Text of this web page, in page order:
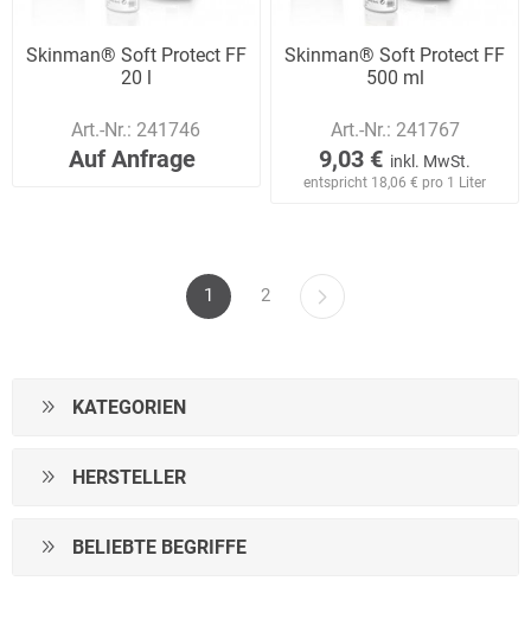
Skinman® Soft Protect FF
20 l
Art.-Nr.: 241746
Auf Anfrage
Skinman® Soft Protect FF
500 ml
Art.-Nr.: 241767
9,03 € inkl. MwSt.
entspricht 18,06 € pro 1 Liter
1 2
KATEGORIEN
HERSTELLER
BELIEBTE BEGRIFFE